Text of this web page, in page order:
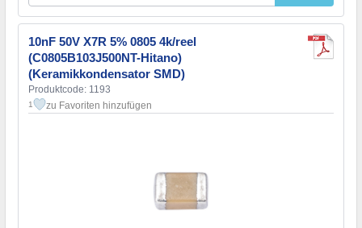
10nF 50V X7R 5% 0805 4k/reel
(C0805B103J500NT-Hitano)
(Keramikkondensator SMD)
Produktcode: 1193
1 zu Favoriten hinzufügen